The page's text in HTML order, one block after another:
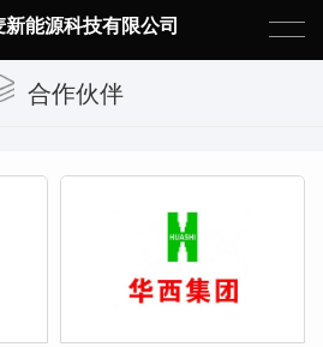
新能源科技有限公司
合作伙伴